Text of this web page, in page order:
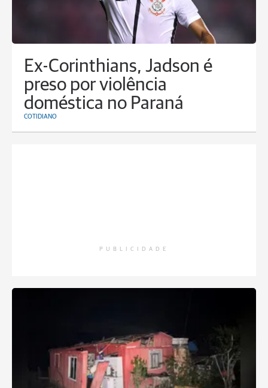
Ex-Corinthians, Jadson é
preso por violência
doméstica no Paraná
COTIDIANO
PUBLICIDADE